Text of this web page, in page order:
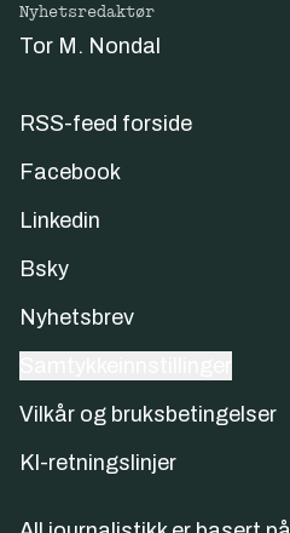
Nyhetsredaktør
Tor M. Nondal
RSS-feed forside
Facebook
Linkedin
Bsky
Nyhetsbrev
Vilkår og bruksbetingelser
KI-retningslinjer